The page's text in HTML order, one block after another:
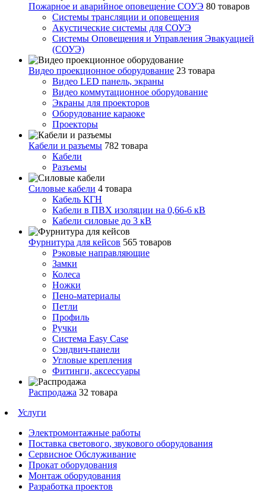
Пожарное и аварийное оповещение СОУЭ 80 товаров
Cистемы трансляции и оповещения
Акустические системы для СОУЭ
Системы Оповещения и Управления Эвакуацией
(СОУЭ)
Видео проекционное оборудование 23 товара
Видео LED панель, экраны
Видео коммутационное оборудование
Экраны для проекторов
Оборудование караоке
Проекторы
Кабели и разъемы 782 товара
Кабели
Разъемы
Силовые кабели 4 товара
Кабель КГН
Кабели в ПВХ изоляции на 0,66-6 кВ
Кабели силовые до 3 кВ
Фурнитура для кейсов 565 товаров
Рэковые направляющие
Замки
Колеса
Ножки
Пено-материалы
Петли
Профиль
Ручки
Система Easy Case
Сэндвич-панели
Угловые крепления
Фитинги, аксессуары
Распродажа 32 товара
Услуги
Электромонтажные работы
Поставка светового, звукового оборудования
Сервисное Обслуживание
Прокат оборудования
Монтаж оборудования
Разработка проектов